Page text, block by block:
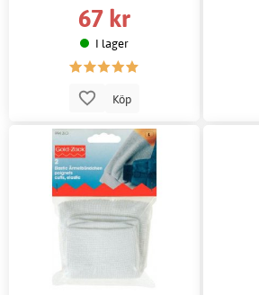
67 kr
I lager
Köp